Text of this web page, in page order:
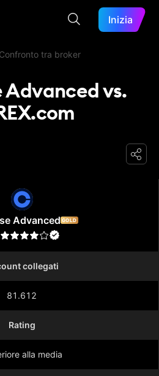
Inizia
Confronto tra broker
Advanced vs.
Advanced GOLD
collegati
81.612
Rating
alla media